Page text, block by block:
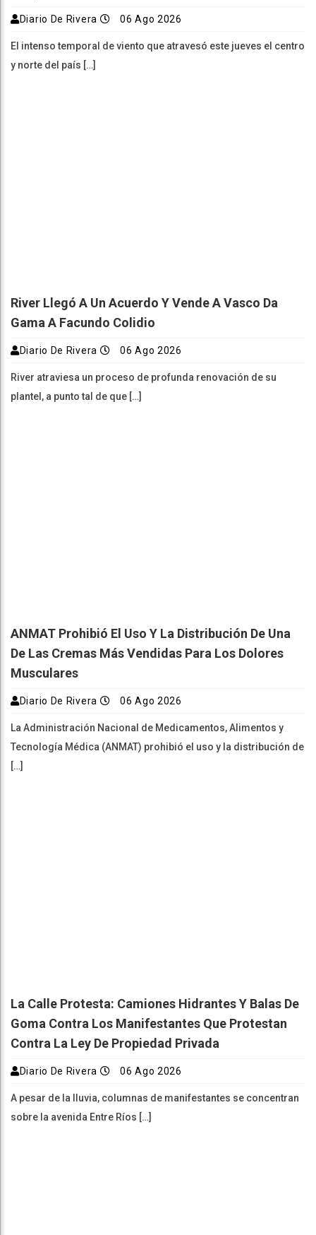
Diario De Rivera 06 Ago 2026
El intenso temporal de viento que atravesó este jueves el centro
y norte del país […]
River Llegó A Un Acuerdo Y Vende A Vasco Da
Gama A Facundo Colidio
Diario De Rivera 06 Ago 2026
River atraviesa un proceso de profunda renovación de su
plantel, a punto tal de que […]
ANMAT Prohibió El Uso Y La Distribución De Una
De Las Cremas Más Vendidas Para Los Dolores
Musculares
Diario De Rivera 06 Ago 2026
La Administración Nacional de Medicamentos, Alimentos y
Tecnología Médica (ANMAT) prohibió el uso y la distribución de
[…]
La Calle Protesta: Camiones Hidrantes Y Balas De
Goma Contra Los Manifestantes Que Protestan
Contra La Ley De Propiedad Privada
Diario De Rivera 06 Ago 2026
A pesar de la lluvia, columnas de manifestantes se concentran
sobre la avenida Entre Ríos […]